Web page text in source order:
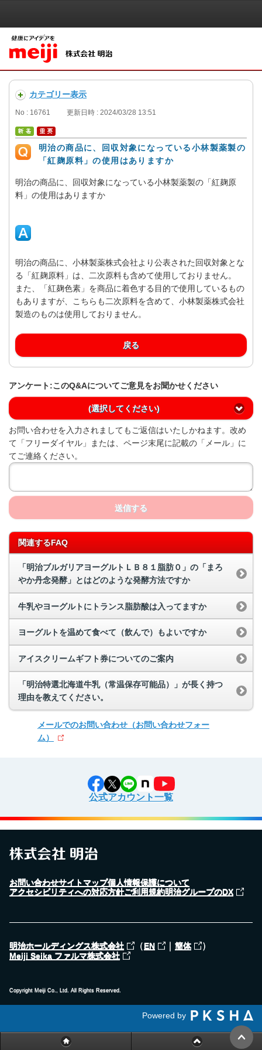
カテゴリー表示
No : 16761 更新日時 : 2024/03/28 13:51
明治の商品に、回収対象になっている小林製薬製の
「紅麹原料」の使用はありますか
明治の商品に、回収対象になっている小林製薬製の「紅麹原
料」の使用はありますか
明治の商品に、小林製薬株式会社より公表された回収対象とな
る「紅麹原料」は、二次原料も含めて使用しておりません。
また、「紅麹色素」を商品に着色する目的で使用しているもの
もありますが、こちらも二次原料を含めて、小林製薬株式会社
製造のものは使用しておりません。
戻る
アンケート:このQ&Aについてご意見をお聞かせください
(選択してください)
お問い合わせを入力されましてもご返信はいたしかねます。改め
て「フリーダイヤル」または、ページ末尾に記載の「メール」に
てご連絡ください。
送信する
関連するFAQ
「明治ブルガリアヨーグルトＬＢ８１脂肪０」の「まろ
やか丹念発酵」とはどのような発酵方法ですか
牛乳やヨーグルトにトランス脂肪酸は入ってますか
ヨーグルトを温めて食べて（飲んで）もよいですか
アイスクリームギフト券についてのご案内
「明治特選北海道牛乳（常温保存可能品）」が長く持つ
理由を教えてください。
メールでのお問い合わせ （お問い合わせフォー
ム）
公式アカウント一覧
お問い合わせサイトマップ個人情報保護について
アクセシビリティへの対応方針ご利用規約明治グループのDX
明治ホールディングス株式会社 （EN ｜ 簡体 ）
Meiji Seika ファルマ株式会社
Copyright Meiji Co., Ltd. All Rights Reserved.
Powered by